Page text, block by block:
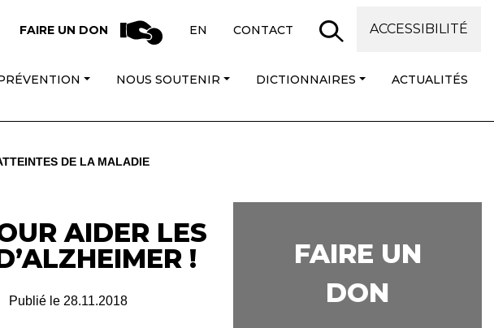
FAIRE UN DON EN CONTACT ACCESSIBILITÉ
NOUS SOUTENIR DICTIONNAIRES ACTUALITÉS
DE LA MALADIE
AIDER LES
!
Publié le 28.11.2018
FAIRE UN
DON